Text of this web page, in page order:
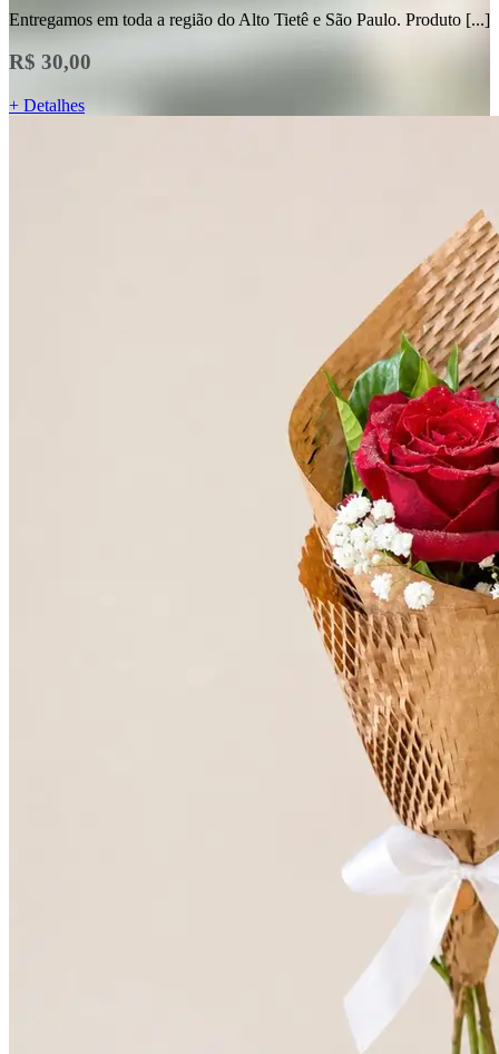
Entregamos em toda a região do Alto Tietê e São Paulo. Produto [...]
R$ 30,00
+ Detalhes